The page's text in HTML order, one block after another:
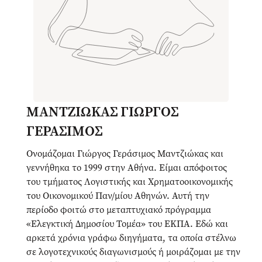
ΜΑΝΤΖΙΩΚΑΣ ΓΙΩΡΓΟΣ
ΓΕΡΑΣΙΜΟΣ
Ονομάζομαι Γιώργος Γεράσιμος Μαντζιώκας και
γεννήθηκα το 1999 στην Αθήνα. Είμαι απόφοιτος
του τμήματος Λογιστικής και Χρηματοοικονομικής
του Οικονομικού Παν/μίου Αθηνών. Αυτή την
περίοδο φοιτώ στο μεταπτυχιακό πρόγραμμα
«Ελεγκτική Δημοσίου Τομέα» του ΕΚΠΑ. Εδώ και
αρκετά χρόνια γράφω διηγήματα, τα οποία στέλνω
σε λογοτεχνικούς διαγωνισμούς ή μοιράζομαι με την